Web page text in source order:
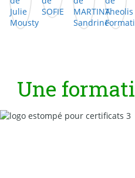
Une formati